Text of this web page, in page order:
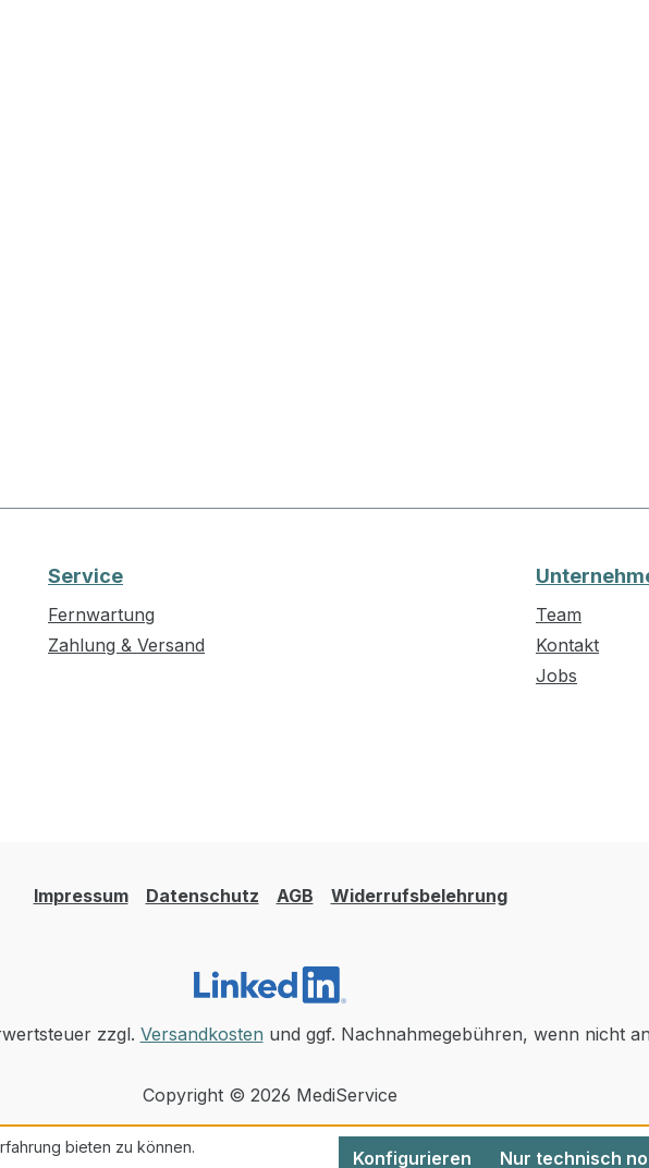
Service
Fernwartung
Zahlung & Versand
Team
Kontakt
Jobs
Impressum Datenschutz AGB Widerrufsbelehrung
zzgl. Versandkosten und ggf. Nachnahmegebühren, wenn nicht
Copyright © 2026 MediService
bieten zu können.
Nur technisch
Konfigurieren